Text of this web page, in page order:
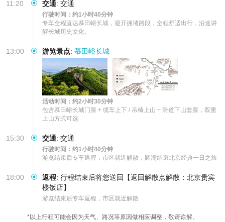
11:20 交通: 交通
行驶时间：约1小时40分钟
专车全程直达慕田峪长城，避开拥堵路段，全程舒适出行，沿途讲
解长城历史文化。
13:00 游览景点: 慕田峪长城
活动时间：约2小时30分钟
包含慕田峪长城门票 + 缆车上下 / 吊椅上山 + 滑道下山套票，双重
上山方式可选
15:30 交通: 交通
行驶时间：约1小时40分钟
游览结束后专车返程，市区就近解散，圆满结束北京经典一日之旅
18:00 返程: 行程结束后将您送回【返回解散点解散：北京贵宾
楼饭店】
游览结束后专车返程，市区就近解散
*以上行程可能会因为天气、路况等原因做相应调整，敬请谅解。